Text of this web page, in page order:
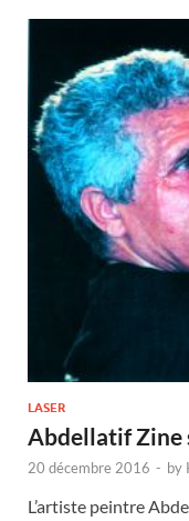
LASER
Abdellatif Zine
20 décembre 2016 - by
L’artiste peintre